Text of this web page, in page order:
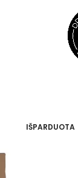
IŠPARDUOTA